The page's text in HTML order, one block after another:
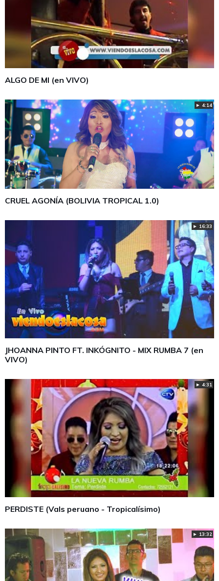
ALGO DE MI (en VIVO)
► 4:14
CRUEL AGONÍA (BOLIVIA TROPICAL 1.0)
► 16:33
JHOANNA PINTO FT. INKÓGNITO - MIX RUMBA 7 (en
VIVO)
► 4:31
PERDISTE (Vals peruano - Tropicalísimo)
► 13:32